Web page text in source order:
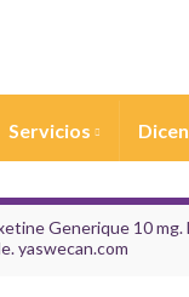
Servicios
Generique 10
yaswecan.com